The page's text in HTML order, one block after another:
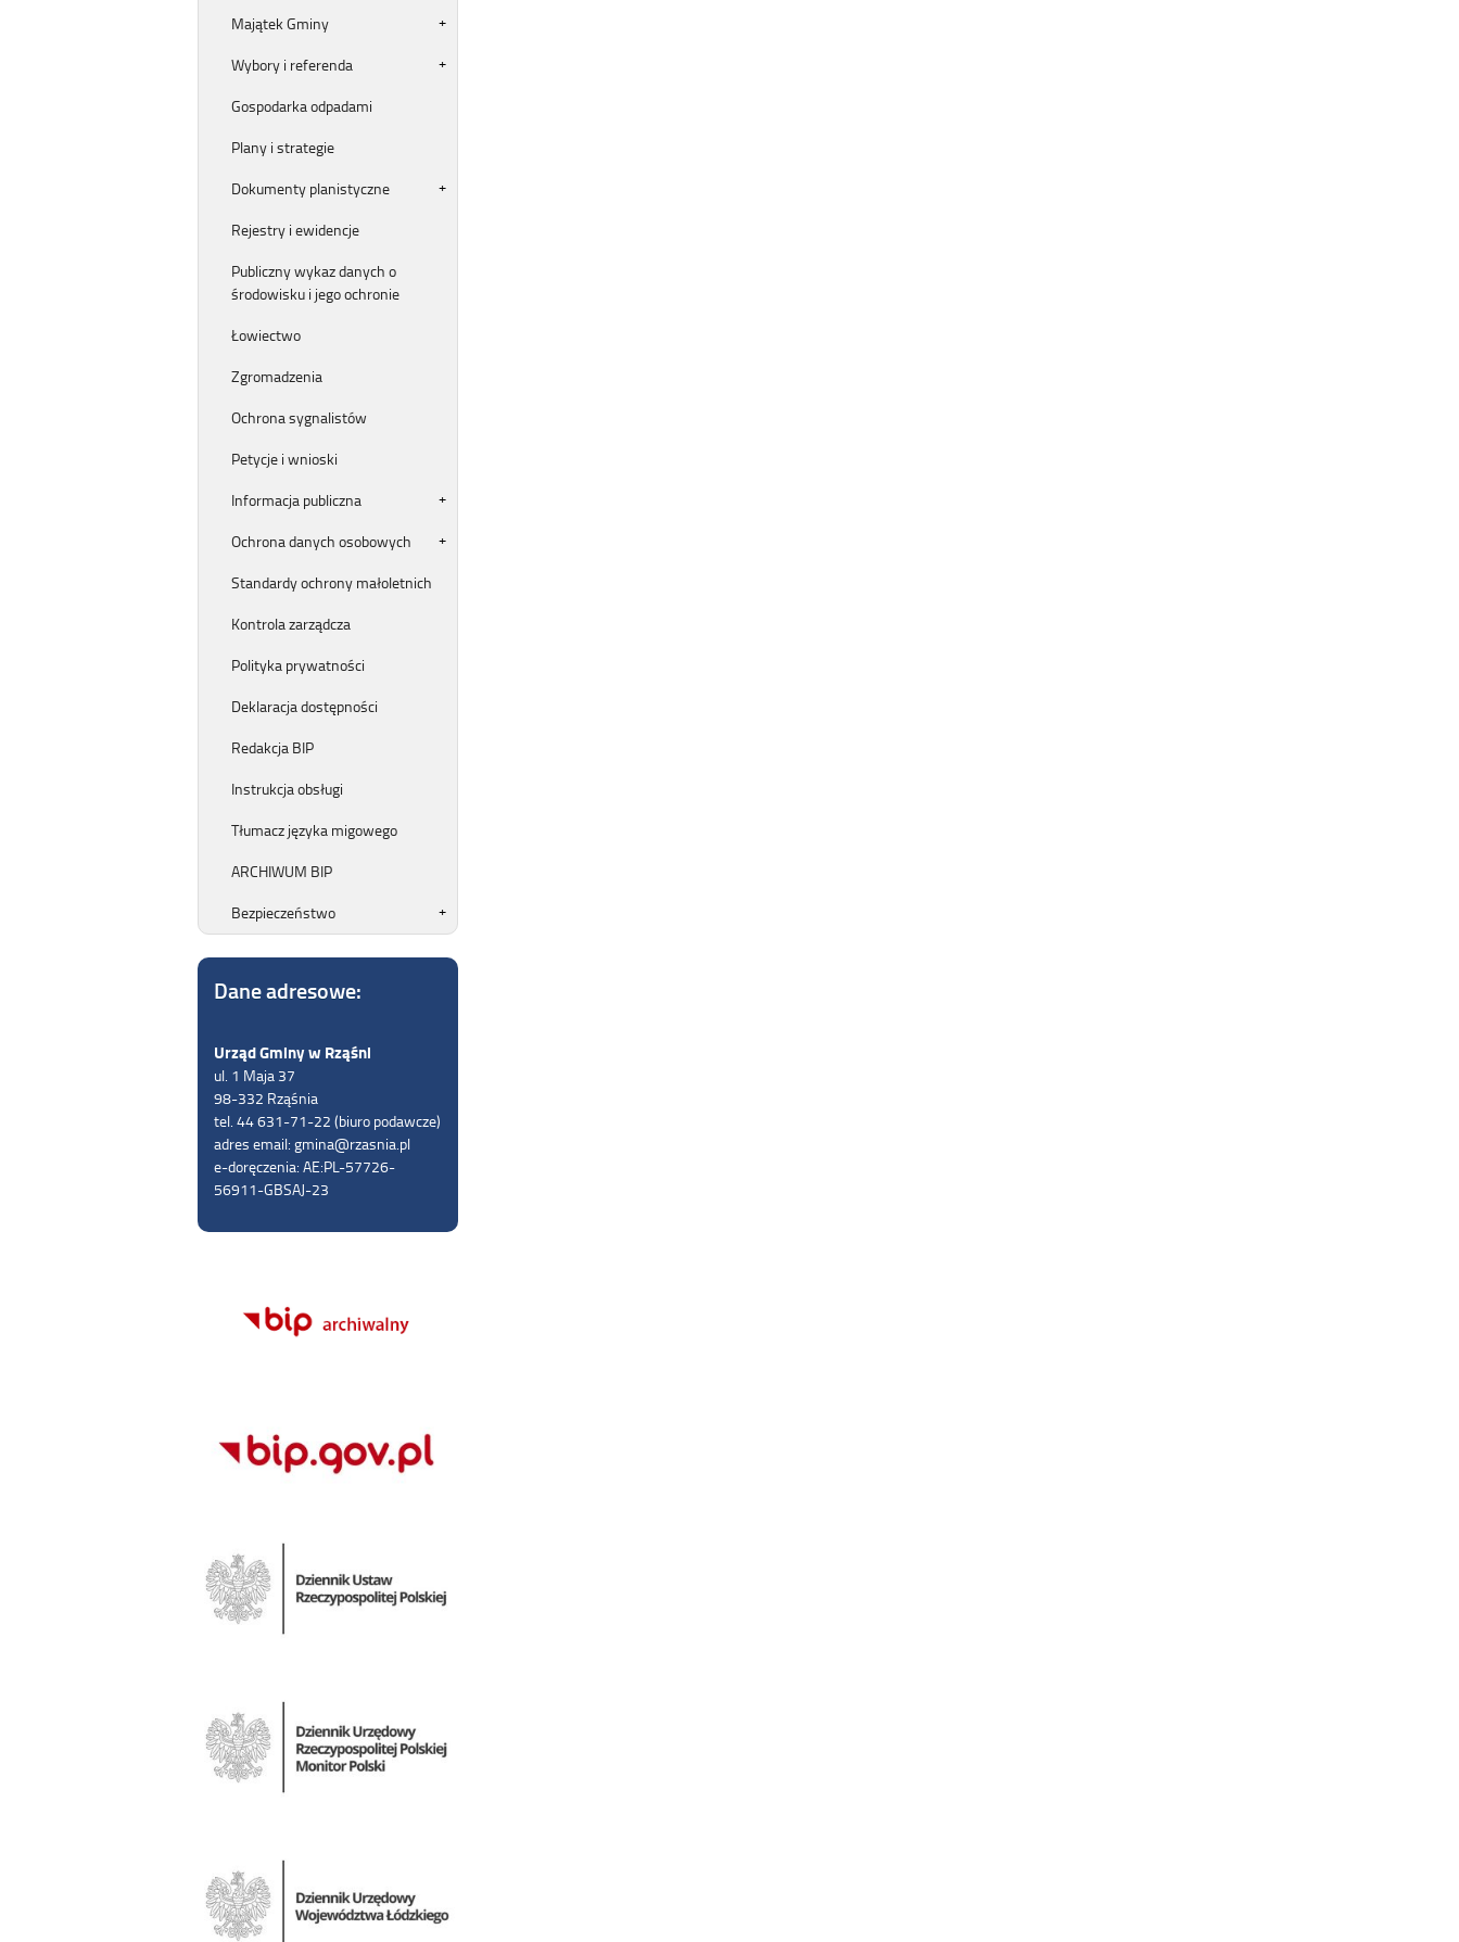
Majątek Gminy
Wybory i referenda
Gospodarka odpadami
Plany i strategie
Dokumenty planistyczne
Rejestry i ewidencje
Publiczny wykaz danych o
środowisku i jego ochronie
Łowiectwo
Zgromadzenia
Ochrona sygnalistów
Petycje i wnioski
Informacja publiczna
Ochrona danych osobowych
Standardy ochrony małoletnich
Kontrola zarządcza
Polityka prywatności
Deklaracja dostępności
Redakcja BIP
Instrukcja obsługi
Tłumacz języka migowego
ARCHIWUM BIP
Bezpieczeństwo
Dane adresowe:
Urząd Gminy w Rząśni
ul. 1 Maja 37
98-332 Rząśnia
tel. 44 631-71-22 (biuro podawcze)
adres email: gmina@rzasnia.pl
e-doręczenia: AE:PL-57726-
56911-GBSAJ-23